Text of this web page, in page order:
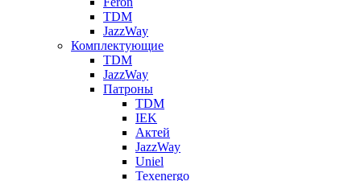
TDM
JazzWay
Комплектующие
TDM
JazzWay
Патроны
TDM
IEK
Актей
JazzWay
Uniel
Texenergo